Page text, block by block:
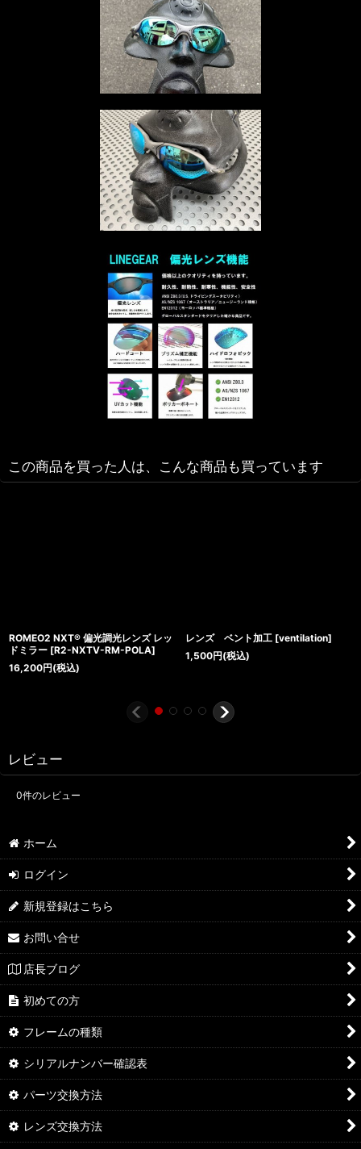
この商品を買った人は、こんな商品も買っています
ROMEO2 NXT® 偏光調光レンズ レッ
ドミラー [R2-NXTV-RM-POLA]
16,200円(税込)
レンズ ベント加工 [ventilation]
1,500円(税込)
レビュー
0件のレビュー
ホーム
ログイン
新規登録はこちら
お問い合せ
店長ブログ
初めての方
フレームの種類
シリアルナンバー確認表
パーツ交換方法
レンズ交換方法